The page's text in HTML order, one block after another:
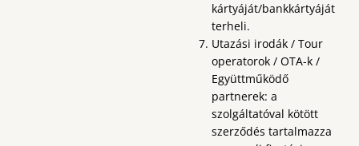
kártyáját/bankkártyáját
terheli.
Utazási irodák / Tour
operatorok / OTA-k /
Együttműködő
partnerek: a
szolgáltatóval kötött
szerződés tartalmazza